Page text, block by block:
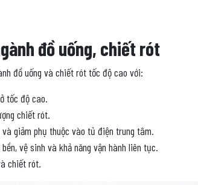
đồ uống, chiết rót
đồ uống và chiết rót tốc độ cao với:
tốc độ cao.
chiết rót.
giảm phụ thuộc vào tủ điện trung tâm.
vệ sinh và khả năng vận hành liên tục.
chiết rót.